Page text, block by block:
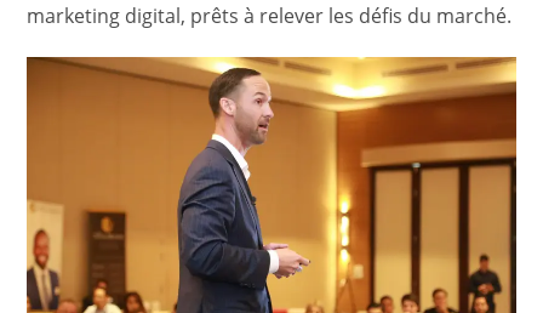
marketing digital, prêts à relever les défis du marché.